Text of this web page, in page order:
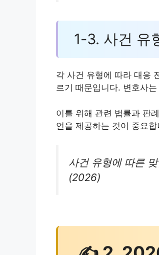
1-3. 사건 유
각 사건 유형에 따라 대응
르기 때문입니다. 변호사
이를 위해 관련 법률과 판
언을 제공하는 것이 중요합
사건 유형에 따른
(2026)